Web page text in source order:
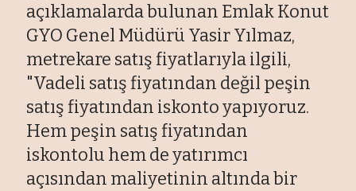
açıklamalarda bulunan Emlak Konut
GYO Genel Müdürü Yasir Yılmaz,
metrekare satış fiyatlarıyla ilgili,
"Vadeli satış fiyatından değil peşin
satış fiyatından iskonto yapıyoruz.
Hem peşin satış fiyatından
iskontolu hem de yatırımcı
açısından maliyetinin altında bir